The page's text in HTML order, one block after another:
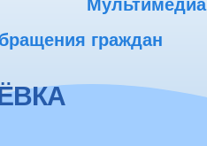
Мультимедиа
граждан